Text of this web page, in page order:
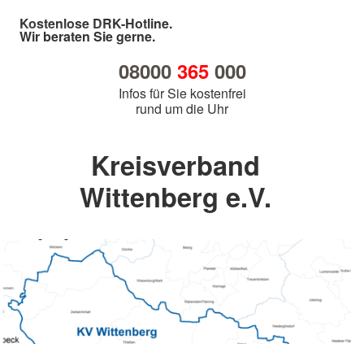
Kostenlose DRK-Hotline.
Wir beraten Sie gerne.
08000 365000
Infos für Sie kostenfrei
rund um die Uhr
Kreisverband
Wittenberg e.V.